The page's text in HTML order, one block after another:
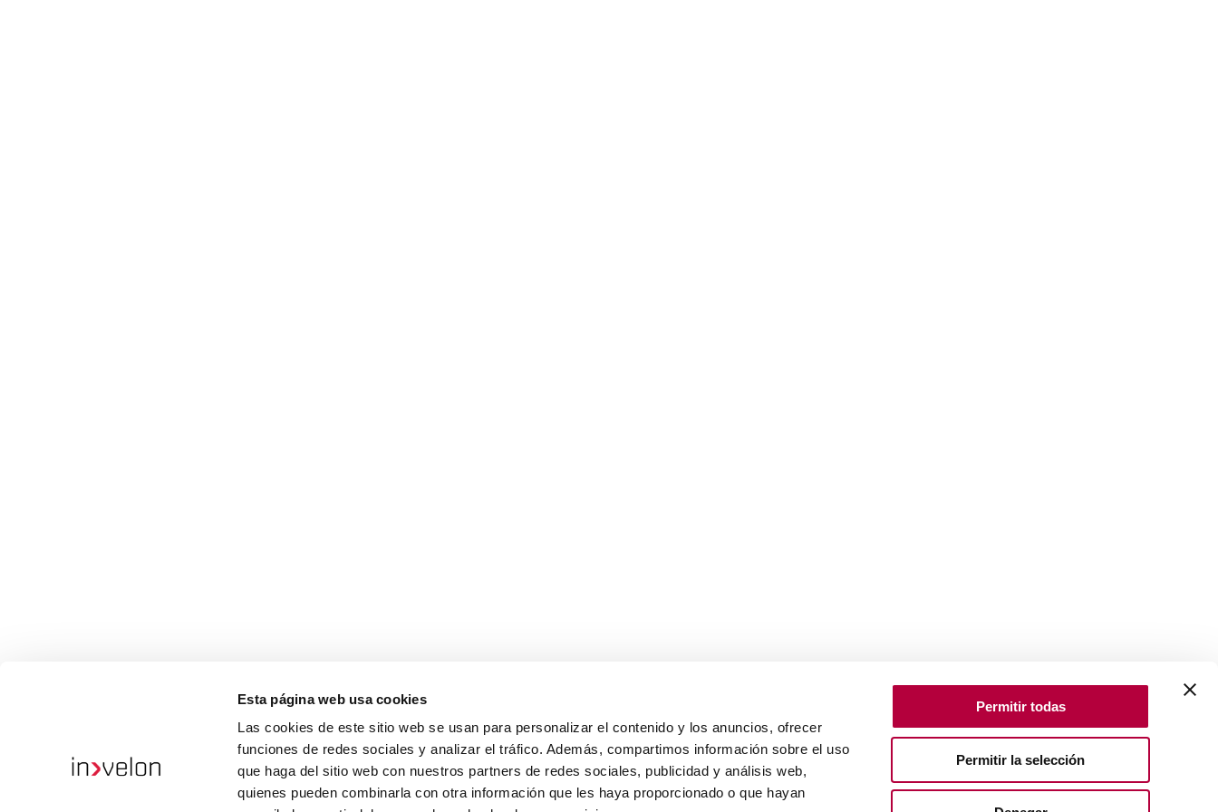
Esta página web usa cookies
Las cookies de este sitio web se usan para personalizar el contenido y los anuncios, ofrecer
funciones de redes sociales y analizar el tráfico. Además, compartimos información sobre el uso
que haga del sitio web con nuestros partners de redes sociales, publicidad y análisis web,
quienes pueden combinarla con otra información que les haya proporcionado o que hayan
Permitir todas
Permitir la selección